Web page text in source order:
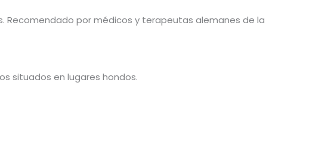
Recomendado por médicos y terapeutas alemanes de la
situados en lugares hondos.